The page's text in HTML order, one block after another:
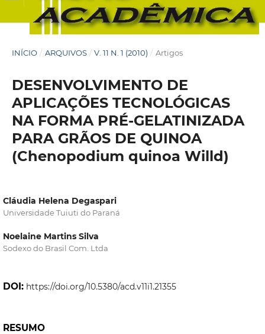
INÍCIO / ARQUIVOS / V. 11 N. 1 (2010) / Artigos
DESENVOLVIMENTO DE
APLICAÇÕES TECNOLÓGICAS
NA FORMA PRÉ-GELATINIZADA
PARA GRÃOS DE QUINOA
(Chenopodium quinoa Willd)
Cláudia Helena Degaspari
Universidade Tuiuti do Paraná
Noelaine Martins Silva
Sodexo do Brasil Com. Ltda
DOI: https://doi.org/10.5380/acd.v11i1.21355
RESUMO